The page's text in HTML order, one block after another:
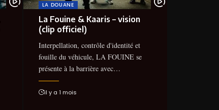
LA DOUANE
La Fouine & Kaaris – vision
(clip officiel)
Interpellation, contrôle d'identité et
fouille du véhicule, LA FOUINE se
présente à la barrière avec…
il y a 1 mois